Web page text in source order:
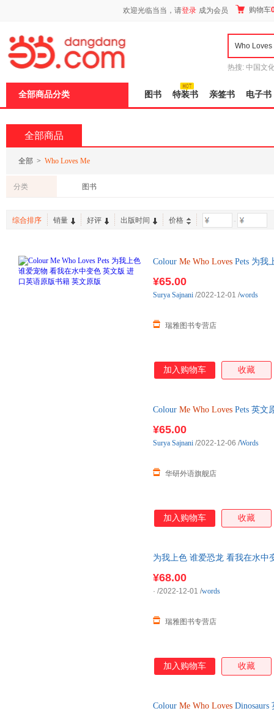
欢迎光临当当，请登录 成为会员 购物车
热搜: 中国文
全部商品分类 图书 特装书 亲签书 电子书
全部商品
全部 > Who Loves Me
分类 图书
综合排序 销量 好评 出版时间 价格 -
Colour Me Who Loves Pets 为我
¥65.00
瑞雅图书专营店
Surya Sajnani /2022-12-01 /words
加入购物车 收藏
Colour Me Who Loves Pets 英文
¥65.00
华研外语旗舰店
Surya Sajnani /2022-12-06 /Words
加入购物车 收藏
为我上色 谁爱恐龙 看我在水中
¥68.00
瑞雅图书专营店
· /2022-12-01 /words
加入购物车 收藏
Colour Me Who Loves
页
加